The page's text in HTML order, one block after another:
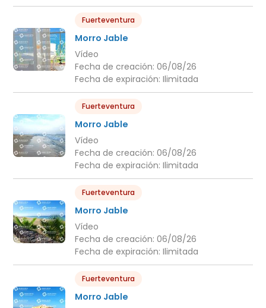
Fuerteventura
Morro Jable
Vídeo
Fecha de creación: 06/08/26
Fecha de expiración: Ilimitada
Fuerteventura
Morro Jable
Vídeo
Fecha de creación: 06/08/26
Fecha de expiración: Ilimitada
Fuerteventura
Morro Jable
Vídeo
Fecha de creación: 06/08/26
Fecha de expiración: Ilimitada
Fuerteventura
Morro Jable